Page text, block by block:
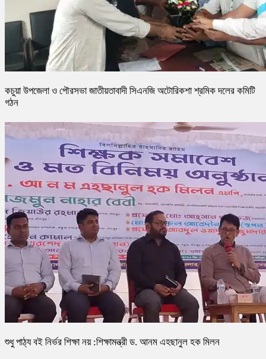
কচুয়া উপজেলা ও পৌরসভা জাতীয়তাবাদী সিএনজি অটোরিকশা শ্রমিক দলের কমিটি
গঠন
শুধু পাঠ্য বই নির্ভর শিক্ষা নয় :শিক্ষামন্ত্রী ড. আনম এহছানুল হক মিলন